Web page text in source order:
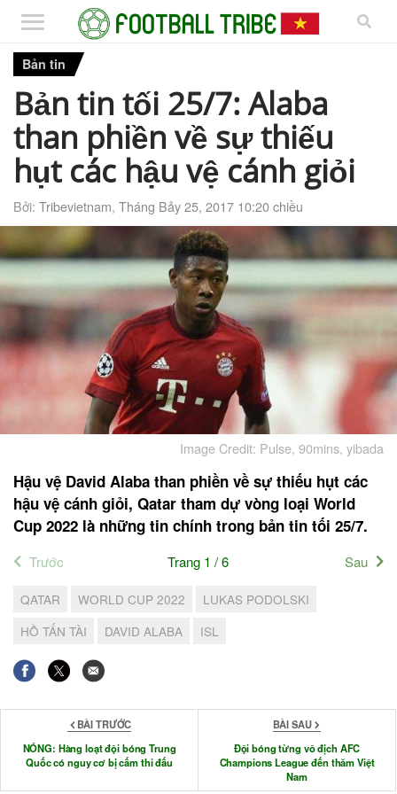
Bản tin
Bản tin tối 25/7: Alaba
than phiền về sự thiếu
hụt các hậu vệ cánh giỏi
Bởi: Tribevietnam, Tháng Bảy 25, 2017 10:20 chiều
Image Credit: Pulse, 90mins, yibada
Hậu vệ David Alaba than phiền về sự thiếu hụt các
hậu vệ cánh giỏi, Qatar tham dự vòng loại World
Cup 2022 là những tin chính trong bản tin tối 25/7.
Trước Trang 1 / 6 Sau
QATAR WORLD CUP 2022
LUKAS PODOLSKI
HỒ TẤN TÀI
DAVID ALABA ISL
BÀI TRƯỚC
NÓNG: Hàng loạt đội bóng Trung
Quốc có nguy cơ bị cấm thi đấu
BÀI SAU
Đội bóng từng vô địch AFC
Champions League đến thăm Việt
Nam